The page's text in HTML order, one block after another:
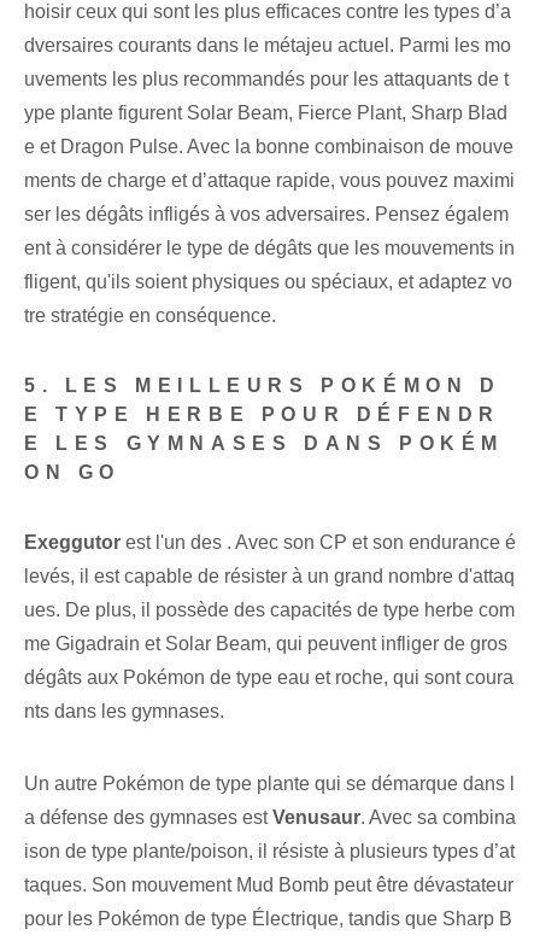
hoisir ceux qui sont les plus efficaces contre les types d’a
dversaires courants dans le métajeu actuel. Parmi les mo
uvements les plus recommandés pour les attaquants de t
ype plante figurent Solar Beam, Fierce Plant, Sharp Blad
e et Dragon Pulse. Avec la bonne combinaison de mouve
ments de charge et d’attaque rapide, vous pouvez maximi
ser les dégâts infligés à vos adversaires. Pensez égalem
ent à considérer le type de dégâts que les mouvements in
fligent, qu'ils soient physiques ou spéciaux, et adaptez vo
tre stratégie en conséquence.
5. LES MEILLEURS POKÉMON D
E TYPE HERBE POUR DÉFENDR
E LES GYMNASES DANS POKÉM
ON GO
Exeggutor est⁢ l'un des . Avec⁤ son CP et son endurance é
levés,⁣ il est capable de résister à un grand nombre d'attaq
ues. De plus, il possède des capacités de type herbe com
me Gigadrain et Solar Beam, qui peuvent infliger de gros
dégâts aux Pokémon de type eau et roche, qui sont coura
nts dans les gymnases.
Un autre Pokémon de type plante qui se démarque dans l
a défense des gymnases estVenusaur. Avec sa combina
ison de type plante/poison, il résiste à plusieurs types d’at
taques. Son mouvement Mud Bomb peut être dévastateur
pour les Pokémon de type Électrique, tandis que Sharp B